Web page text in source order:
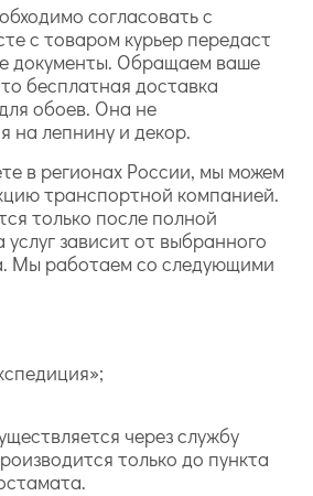
согласовать с
с товаром курьер передаст
документы. Обращаем ваше
бесплатная доставка
обоев. Она не
на лепнину и декор.
в регионах России, мы можем
транспортной компанией.
только после полной
зависит от выбранного
Мы работаем со следующими
через службу
только до пункта